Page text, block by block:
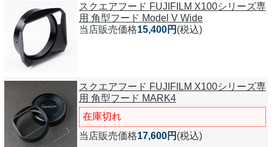
スクエアフード FUJIFILM X100シリーズ専
用 角型フード Model V Wide
当店販売価格15,400円 (税込)
スクエアフード FUJIFILM X100シリーズ専
用 角型フード MARK4
在庫切れ
当店販売価格17,600円 (税込)